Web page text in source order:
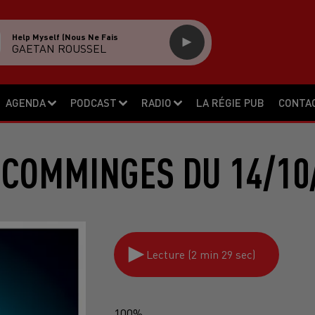
AGENDA PODCAST RADIO LA RÉGIE PUB
Help Myself (nous Ne Fais
GAETAN ROUSSEL
DU 14/
Lecture (2 min 29 sec)